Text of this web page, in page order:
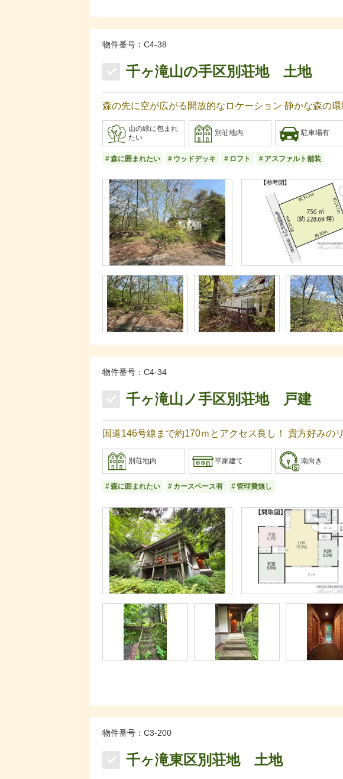
物件番号：C4-38
千ヶ滝山の手区別荘地 土地
森の先に空が広がる開放的なロケーション 静かな森の
山の緑に包まれ
たい
別荘地内 駐車場有
森に囲まれたい ウッドデッキ ロフト アスファルト舗装
物件番号：C4-34
千ヶ滝山ノ手区別荘地 戸建
国道146号線まで約170ｍとアクセス良し！ 貴方好みの
別荘地内 平家建て 南向き
森に囲まれたい カースペース有 管理費無し
物件番号：C3-200
千ヶ滝東区別荘地 土地